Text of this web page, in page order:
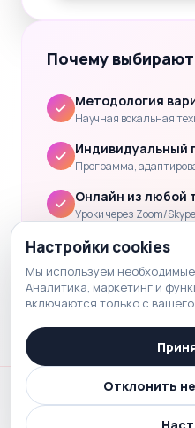
Почему
Методология
Научная вокальная
Индивидуальный
Программа,
Онлайн из любой
Уроки через Zoom/Skype
Clear progress
урока.
Настройки cookies
Мы используем
Аналитика, маркетинг и
включаются только с
Отклонить